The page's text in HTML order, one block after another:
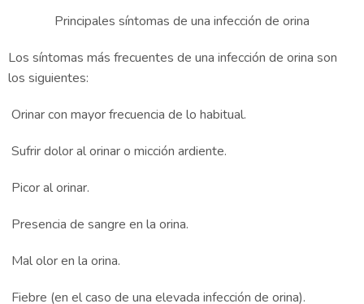
Principales síntomas de una infección de orina
Los síntomas más frecuentes de una infección de orina son
los siguientes:
Orinar con mayor frecuencia de lo habitual.
Sufrir dolor al orinar o micción ardiente.
Picor al orinar.
Presencia de sangre en la orina.
Mal olor en la orina.
Fiebre (en el caso de una elevada infección de orina).